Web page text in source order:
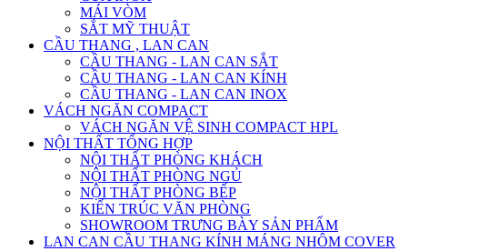
MÁI VÒM
SẮT MỸ THUẬT
CẦU THANG , LAN CAN
CẦU THANG - LAN CAN SẮT
CẦU THANG - LAN CAN KÍNH
CẦU THANG - LAN CAN INOX
VÁCH NGĂN COMPACT
VÁCH NGĂN VỆ SINH COMPACT HPL
NỘI THẤT TỔNG HỢP
NỘI THẤT PHÒNG KHÁCH
NỘI THẤT PHÒNG NGỦ
NỘI THẤT PHÒNG BẾP
KIẾN TRÚC VĂN PHÒNG
SHOWROOM TRƯNG BÀY SẢN PHẨM
LAN CAN CẦU THANG KÍNH MÁNG NHÔM COVER